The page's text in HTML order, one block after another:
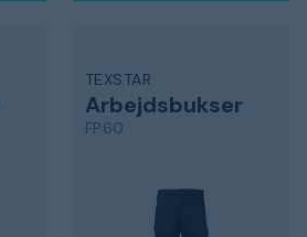
TEXSTAR
Arbejdsbukser
FP60